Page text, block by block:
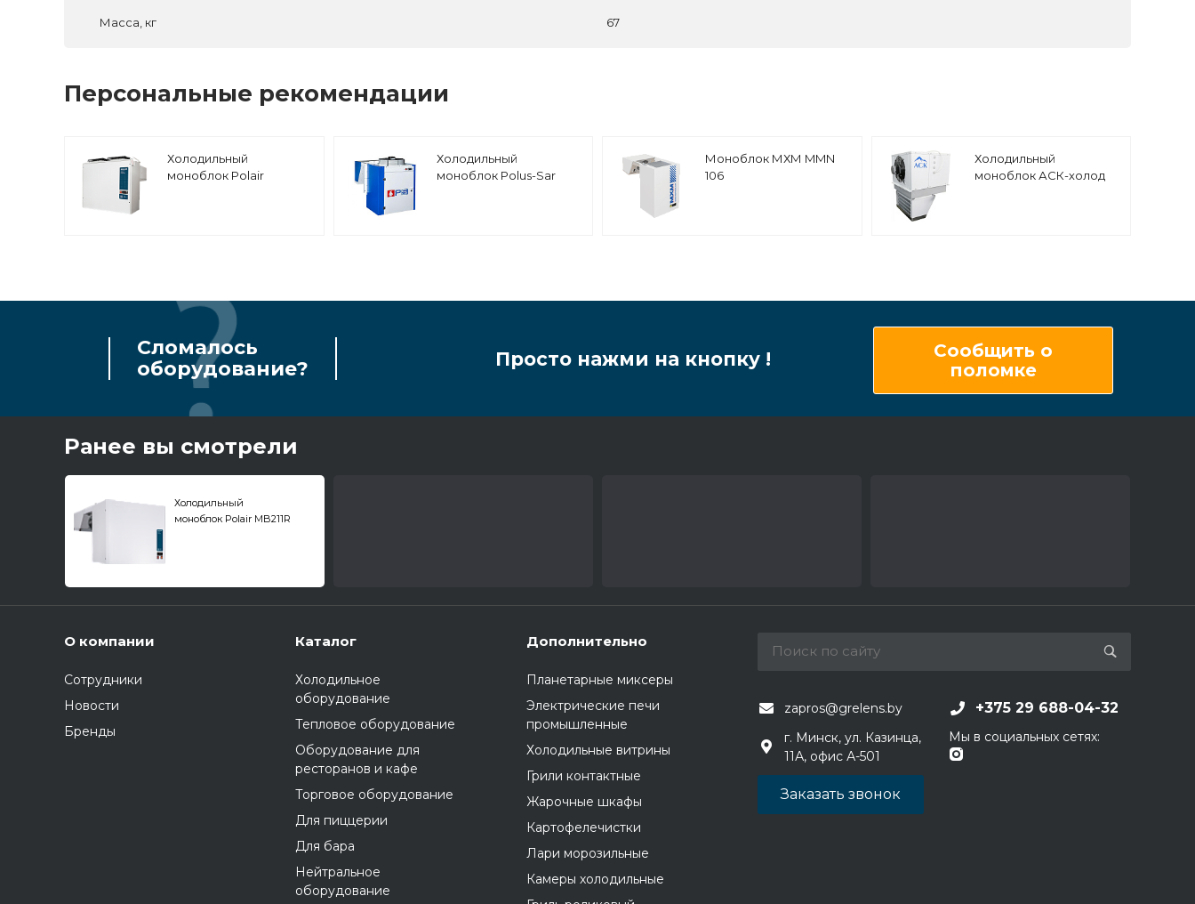
Масса, кг 67
Персональные рекомендации
Холодильный
моноблок Polair
Холодильный
моноблок Polus-Sar
Моноблок МХМ MMN
106
Холодильный
моноблок АСК-холод
Сломалось
оборудование?
Просто нажми на кнопку !
Сообщить о
поломке
Ранее вы смотрели
Холодильный
моноблок Polair MB211R
О компании
Сотрудники
Новости
Бренды
Каталог
Холодильное
оборудование
Тепловое оборудование
Оборудование для
ресторанов и кафе
Торговое оборудование
Для пиццерии
Для бара
Нейтральное
оборудование
Дополнительно
Планетарные миксеры
Электрические печи
промышленные
Холодильные витрины
Грили контактные
Жарочные шкафы
Картофелечистки
Лари морозильные
Камеры холодильные
zapros@grelens.by +375 29 688-04-32
г. Минск, ул. Казинца,
11А, офис А-501
Мы в социальных сетях:
Заказать звонок